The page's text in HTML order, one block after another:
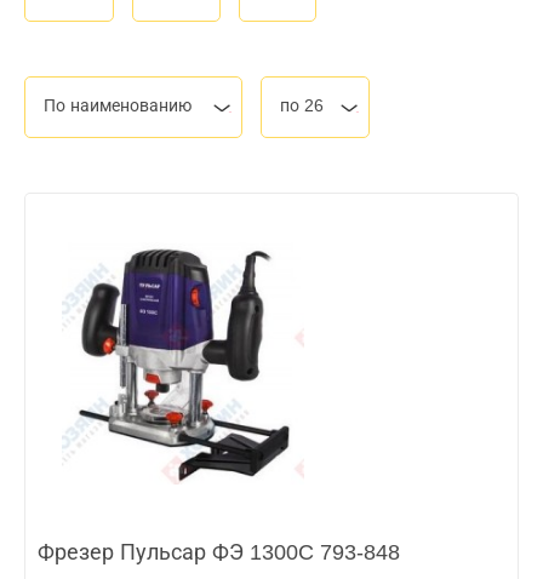
По наименованию по 26
Фрезер Пульсар ФЭ 1300C 793-848